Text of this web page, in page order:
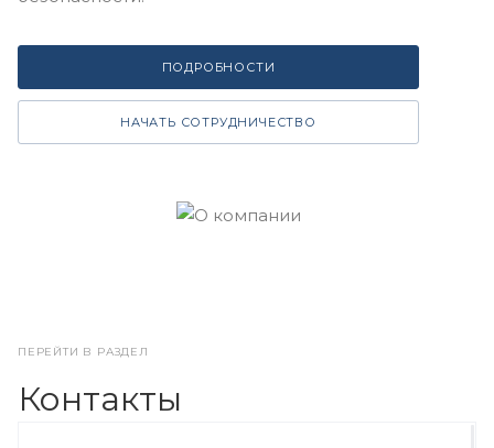
ПОДРОБНОСТИ
НАЧАТЬ СОТРУДНИЧЕСТВО
ПЕРЕЙТИ В РАЗДЕЛ
Контакты